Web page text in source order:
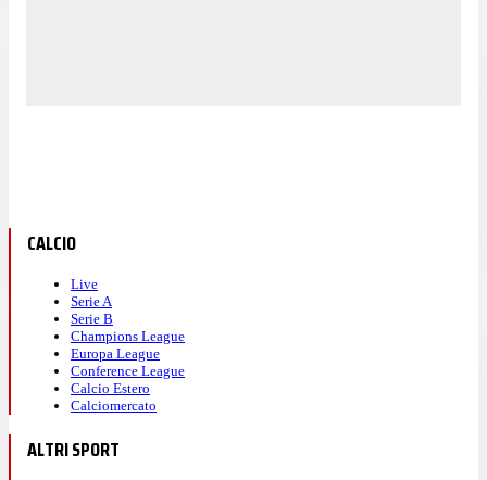
CALCIO
Live
Serie A
Serie B
Champions League
Europa League
Conference League
Calcio Estero
Calciomercato
ALTRI SPORT